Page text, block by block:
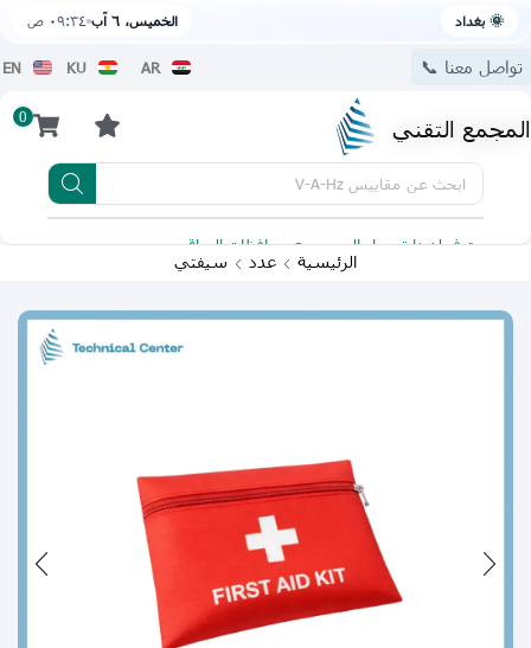
🌞 بغداد الخميس، ٦ آب ٠٩:٣٤ ص
تواصل معنا 📞 AR
KU
EN
المجمع التقني 0
ابحث عن مقاييس V-A-Hz
يتوفر لدينا توصيل الى جميع محافظات العراق
الرئيسية عدد سيفتي